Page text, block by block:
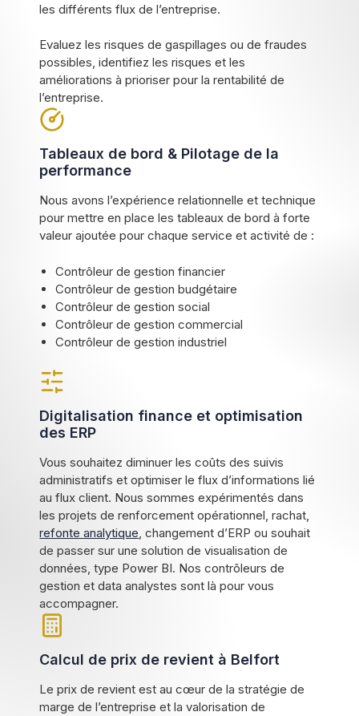
les différents flux de l’entreprise.
Evaluez les risques de gaspillages ou de fraudes
possibles, identifiez les risques et les
améliorations à prioriser pour la rentabilité de
l’entreprise.
Tableaux de bord & Pilotage de la
performance
Nous avons l’expérience relationnelle et technique
pour mettre en place les tableaux de bord à forte
valeur ajoutée pour chaque service et activité de :
Contrôleur de gestion financier
Contrôleur de gestion budgétaire
Contrôleur de gestion social
Contrôleur de gestion commercial
Contrôleur de gestion industriel
Digitalisation finance et optimisation
des ERP
Vous souhaitez diminuer les coûts des suivis
administratifs et optimiser le flux d’informations lié
au flux client. Nous sommes expérimentés dans
les projets de renforcement opérationnel, rachat,
refonte analytique, changement d’ERP ou souhait
de passer sur une solution de visualisation de
données, type Power BI. Nos contrôleurs de
gestion et data analystes sont là pour vous
accompagner.
Calcul de prix de revient à Belfort
Le prix de revient est au cœur de la stratégie de
marge de l’entreprise et la valorisation de